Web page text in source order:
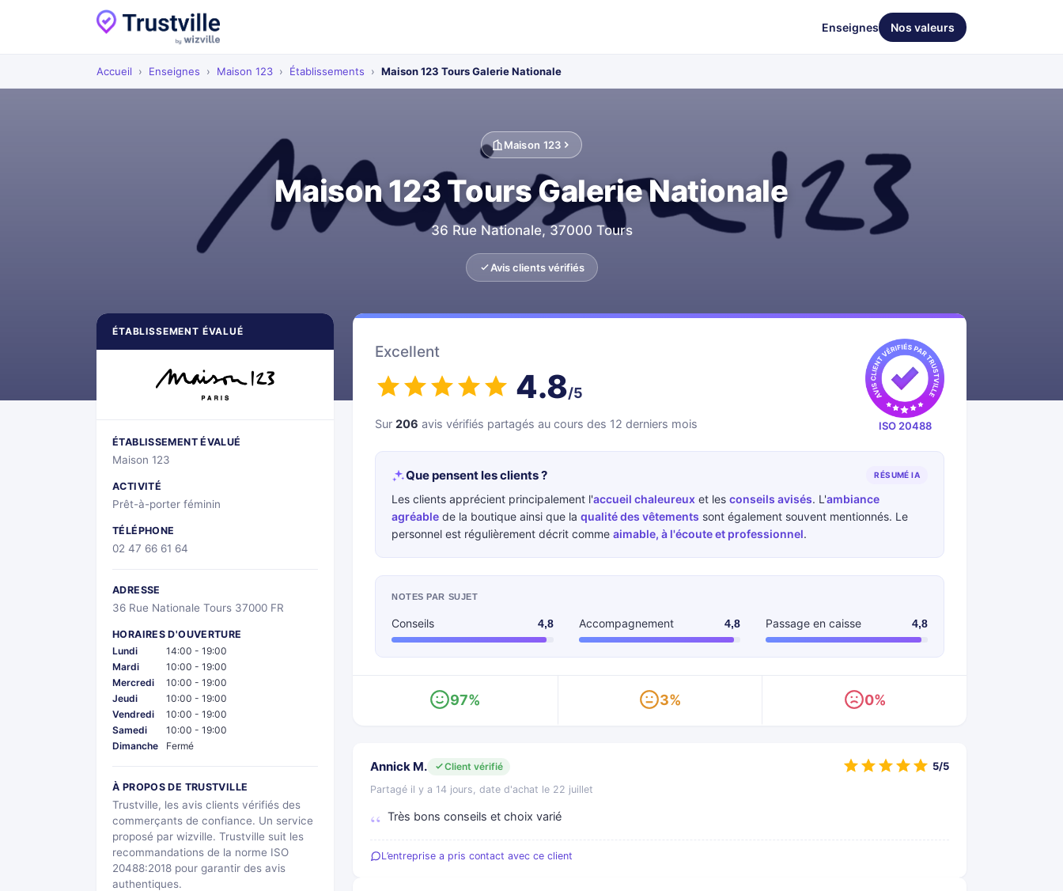
Enseignes Nos valeurs
Accueil › Enseignes › Maison 123 › Établissements › Maison 123 Tours Galerie Nationale
Maison 123
Maison 123 Tours Galerie Nationale
36 Rue Nationale, 37000 Tours
Avis clients vérifiés
ÉTABLISSEMENT ÉVALUÉ
ÉTABLISSEMENT ÉVALUÉ
Maison 123
ACTIVITÉ
Prêt-à-porter féminin
TÉLÉPHONE
02 47 66 61 64
ADRESSE
36 Rue Nationale Tours 37000 FR
HORAIRES D'OUVERTURE
Lundi
14:00 - 19:00
Mardi
10:00 - 19:00
Mercredi
10:00 - 19:00
Jeudi
10:00 - 19:00
Vendredi
10:00 - 19:00
Samedi
10:00 - 19:00
Dimanche
Fermé
À PROPOS DE TRUSTVILLE
Trustville, les avis clients vérifiés des
commerçants de confiance. Un service
proposé par wizville. Trustville suit les
recommandations de la norme ISO
20488:2018 pour garantir des avis
authentiques.
Excellent
4.8/5
Sur 206 avis vérifiés partagés au cours des 12 derniers mois ISO 20488
Que pensent les clients ? RÉSUMÉ IA
Les clients apprécient principalement l'accueil chaleureux et les conseils avisés. L'ambiance
agréable de la boutique ainsi que la qualité des vêtements sont également souvent mentionnés. Le
personnel est régulièrement décrit comme aimable, à l'écoute et professionnel.
NOTES PAR SUJET
Conseils 4,8 Accompagnement 4,8 Passage en caisse 4,8
97% 3% 0%
Annick M.
Client vérifié
Partagé il y a 14 jours, date d'achat le 22 juillet
Très bons conseils et choix varié
5/5
L’entreprise a pris contact avec ce client